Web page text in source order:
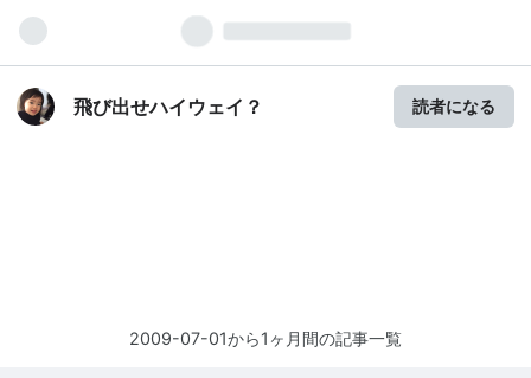
飛び出せハイウェイ？ 読者になる
2009-07-01から1ヶ月間の記事一覧